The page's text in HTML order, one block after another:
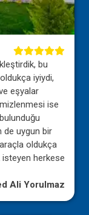
bu
iyiydi,
eşyalar
ise
de uygun bir
oldukça
isteyen herkese
Ali Yorulmaz